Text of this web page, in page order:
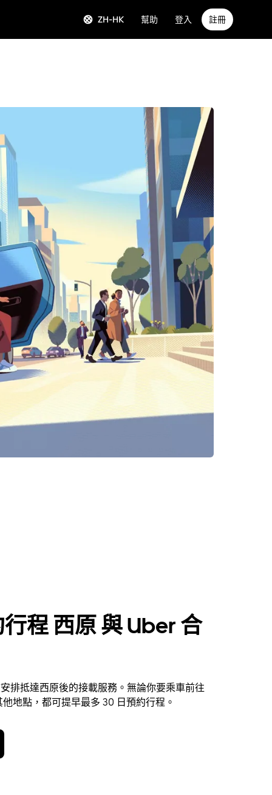
ZH-HK 幫助 登入 註冊
程 西原 與 Uber 合
排抵達西原後的接載服務。無論你要乘車前往
地點，都可提早最多 30 日預約行程。